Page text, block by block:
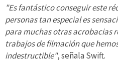
"Es fantástico conseguir este
personas tan especial es
para muchas otras acrobacias
trabajos de filmación que
indestructible", señala Swift.